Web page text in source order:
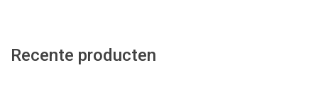
Recente producten